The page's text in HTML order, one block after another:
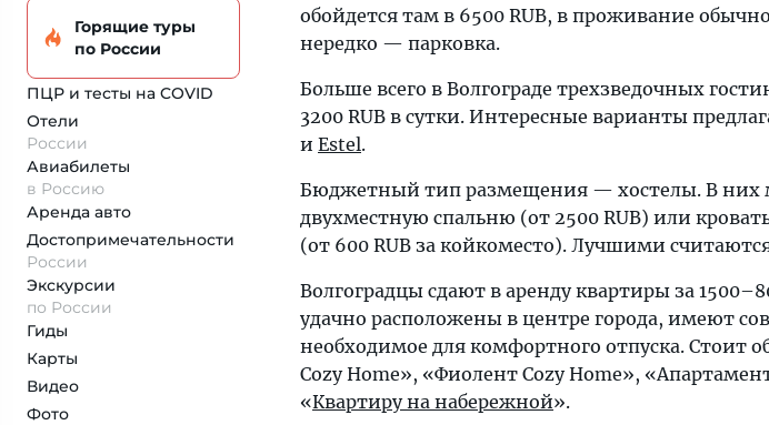
Горящие туры
по России
ПЦР и тесты на COVID
Отели
России
Авиабилеты
в Россию
Аренда авто
Достопримеча­тельности
России
Экскурсии
по России
Гиды
Карты
Видео
Фото
обойдется там в 6500 RUB, в проживание
нередко — парковка.
Больше всего в Волгограде трехзведочных
3200 RUB в сутки. Интересные варианты
и Estel.
Бюджетный тип размещения — хостелы. В них
двухместную спальню (от 2500 RUB) или
(от 600 RUB за койкоместо). Лучшими
Волгоградцы сдают в аренду квартиры за
удачно расположены в центре города, имеют
необходимое для комфортного отпуска. Стоит
Cozy Home», «Фиолент Cozy Home»,
«Квартиру на набережной».